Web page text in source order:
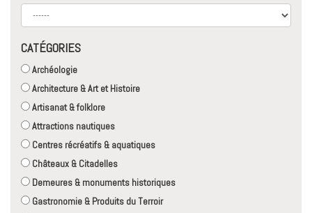
CATÉGORIES
Archéologie
Architecture & Art et Histoire
Artisanat & folklore
Attractions nautiques
Centres récréatifs & aquatiques
Châteaux & Citadelles
Demeures & monuments historiques
Gastronomie & Produits du Terroir